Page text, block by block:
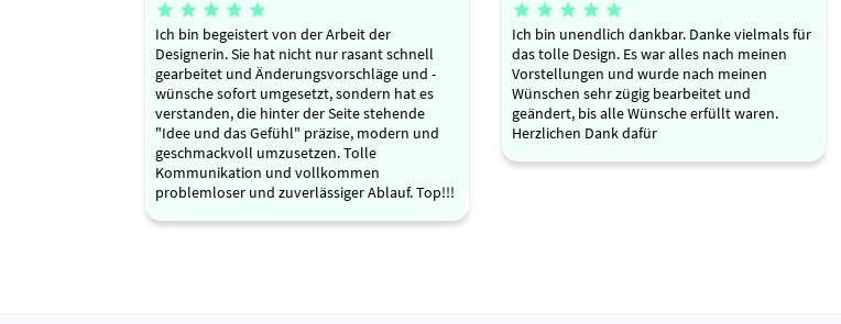
    
Ich bin begeistert von der Arbeit der
Designerin. Sie hat nicht nur rasant schnell
gearbeitet und Änderungsvorschläge und -
wünsche sofort umgesetzt, sondern hat es
verstanden, die hinter der Seite stehende
"Idee und das Gefühl" präzise, modern und
geschmackvoll umzusetzen. Tolle
Kommunikation und vollkommen
problemloser und zuverlässiger Ablauf. Top!!!
    
Ich bin unendlich dankbar. Danke vielmals für
das tolle Design. Es war alles nach meinen
Vorstellungen und wurde nach meinen
Wünschen sehr zügig bearbeitet und
geändert, bis alle Wünsche erfüllt waren.
Herzlichen Dank dafür